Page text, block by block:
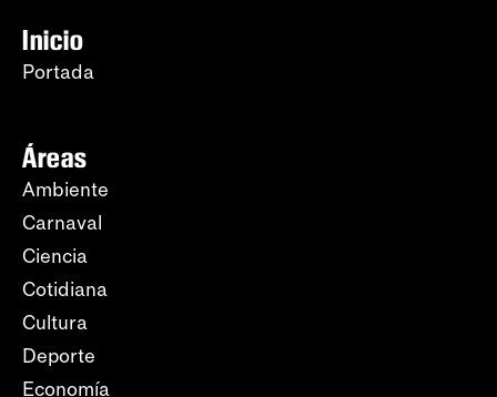
Inicio
Portada
Áreas
Ambiente
Carnaval
Ciencia
Cotidiana
Cultura
Deporte
Economía